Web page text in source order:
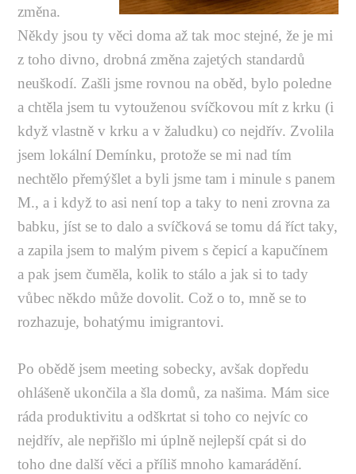
změna.
Někdy jsou ty věci doma až tak moc stejné, že je mi
z toho divno, drobná změna zajetých standardů
neuškodí. Zašli jsme rovnou na oběd, bylo poledne
a chtěla jsem tu vytouženou svíčkovou mít z krku (i
když vlastně v krku a v žaludku) co nejdřív. Zvolila
jsem lokální Demínku, protože se mi nad tím
nechtělo přemýšlet a byli jsme tam i minule s panem
M., a i když to asi není top a taky to neni zrovna za
babku, jíst se to dalo a svíčková se tomu dá říct taky,
a zapila jsem to malým pivem s čepicí a kapučínem
a pak jsem čuměla, kolik to stálo a jak si to tady
vůbec někdo může dovolit. Což o to, mně se to
rozhazuje, bohatýmu imigrantovi.
Po obědě jsem meeting sobecky, avšak dopředu
ohlášeně ukončila a šla domů, za našima. Mám sice
ráda produktivitu a odškrtat si toho co nejvíc co
nejdřív, ale nepřišlo mi úplně nejlepší cpát si do
toho dne další věci a příliš mnoho kamarádění.